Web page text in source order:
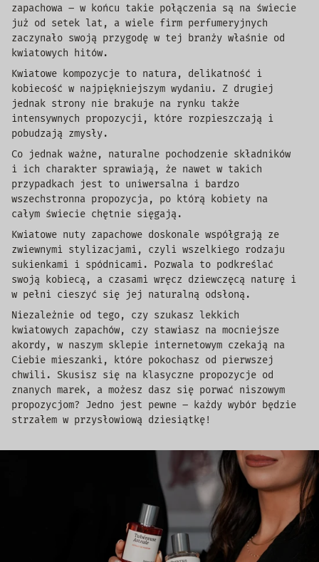
zapachowa – w końcu takie połączenia są na świecie
już od setek lat, a wiele firm perfumeryjnych
zaczynało swoją przygodę w tej branży właśnie od
kwiatowych hitów.
Kwiatowe kompozycje to natura, delikatność i
kobiecość w najpiękniejszym wydaniu. Z drugiej
jednak strony nie brakuje na rynku także
intensywnych propozycji, które rozpieszczają i
pobudzają zmysły.
Co jednak ważne, naturalne pochodzenie składników
i ich charakter sprawiają, że nawet w takich
przypadkach jest to uniwersalna i bardzo
wszechstronna propozycja, po którą kobiety na
całym świecie chętnie sięgają.
Kwiatowe nuty zapachowe doskonale współgrają ze
zwiewnymi stylizacjami, czyli wszelkiego rodzaju
sukienkami i spódnicami. Pozwala to podkreślać
swoją kobiecą, a czasami wręcz dziewczęcą naturę i
w pełni cieszyć się jej naturalną odsłoną.
Niezależnie od tego, czy szukasz lekkich
kwiatowych zapachów, czy stawiasz na mocniejsze
akordy, w naszym sklepie internetowym czekają na
Ciebie mieszanki, które pokochasz od pierwszej
chwili. Skusisz się na klasyczne propozycje od
znanych marek, a możesz dasz się porwać niszowym
propozycjom? Jedno jest pewne – każdy wybór będzie
strzałem w przysłowiową dziesiątkę!